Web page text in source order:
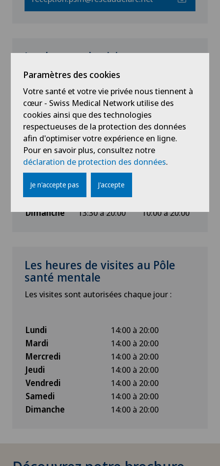
Les heures de visites en
somatique
Les visites sont autorisées chaque jour :
Commune
Semi-privée ou
privée
Lundi
13:30 à 20:00
10:00 à 20:00
Mardi
13:30 à 20:00
10:00 à 20:00
Mercredi
13:30 à 20:00
10:00 à 20:00
Jeudi
13:30 à 20:00
Vendredi
13:30 à 20:00
Samedi
13:30 à 20:00
Dimanche
13:30 à 20:00 10:00 à 20:00
Les heures de visites au Pôle
santé mentale
Les visites sont autorisées chaque jour :
Lundi
14:00 à 20:00
Mardi
14:00 à 20:00
Mercredi
14:00 à 20:00
Jeudi
14:00 à 20:00
Vendredi
14:00 à 20:00
Samedi
14:00 à 20:00
Dimanche
14:00 à 20:00
Paramètres des cookies
Votre santé et votre vie privée nous tiennent à
cœur - Swiss Medical Network utilise des
cookies ainsi que des technologies
respectueuses de la protection des données
afin d'optimiser votre expérience en ligne.
Pour en savoir plus, consultez notre
déclaration de protection des données.
Je n'accepte pas J'accepte